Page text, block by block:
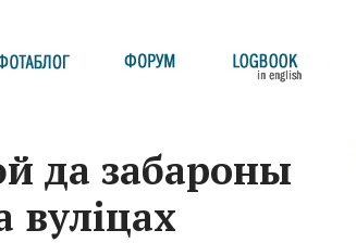
да забароны
вуліцах